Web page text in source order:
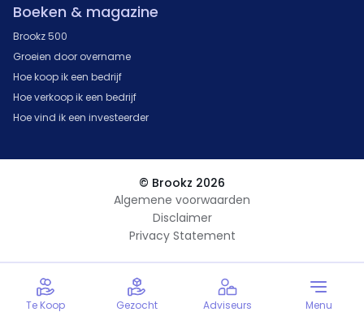
Te Koop Gezocht Adviseurs Menu
Boeken & magazine
Brookz 500
Groeien door overname
Hoe koop ik een bedrijf
Hoe verkoop ik een bedrijf
Hoe vind ik een investeerder
© Brookz 2026
Algemene voorwaarden
Disclaimer
Privacy Statement